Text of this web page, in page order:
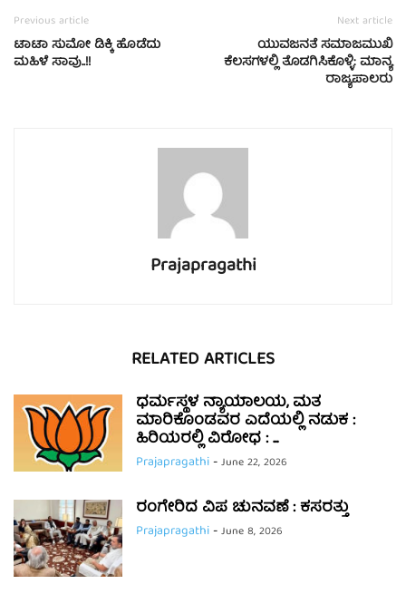
Previous article
ಟಾಟಾ ಸುಮೋ ಡಿಕ್ಕಿ ಹೊಡೆದು
ಮಹಿಳೆ ಸಾವು..!!
Next article
ಯುವಜನತೆ ಸಮಾಜಮುಖಿ
ಕೆಲಸಗಳಲ್ಲಿ ತೊಡಗಿಸಿಕೊಳ್ಳಿ: ಮಾನ್ಯ
ರಾಜ್ಯಪಾಲರು
Prajapragathi
RELATED ARTICLES
ಧರ್ಮಸ್ಥಳ ನ್ಯಾಯಾಲಯ, ಮತ
ಮಾರಿಕೊಂಡವರ ಎದೆಯಲ್ಲಿ ನಡುಕ :
ಹಿರಿಯರಲ್ಲಿ ವಿರೋಧ : ...
Prajapragathi-June 22, 2026
ರಂಗೇರಿದ ವಿಪ ಚುನವಣೆ : ಕಸರತ್ತು
Prajapragathi-June 8, 2026